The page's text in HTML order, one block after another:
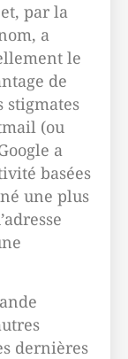
par la
a
le
de
stigmates
(ou
a
basées
une plus
dernières